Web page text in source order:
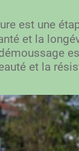
est une
et la
et la